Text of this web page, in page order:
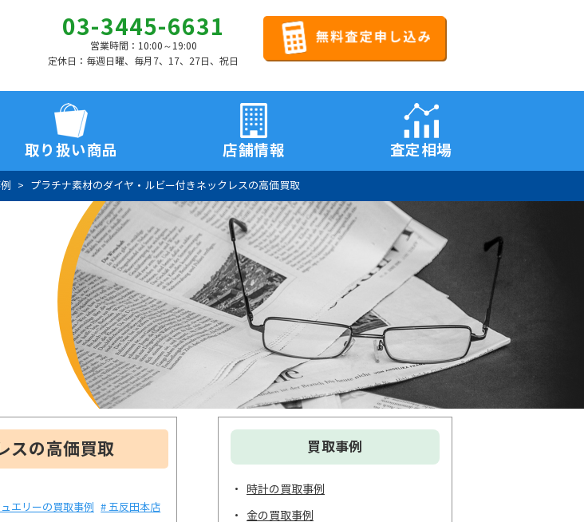
03-3445-6631
営業時間：10:00～19:00
定休日：毎週日曜、毎月7、17、27日、祝日
取り扱い商品 店舗情報 査定相場
プラチナ素材のダイヤ・ルビー付きネックレスの高価買取
スの高価買取
エリーの買取事例 # 五反田本店
買取事例
時計の買取事例
金の買取事例